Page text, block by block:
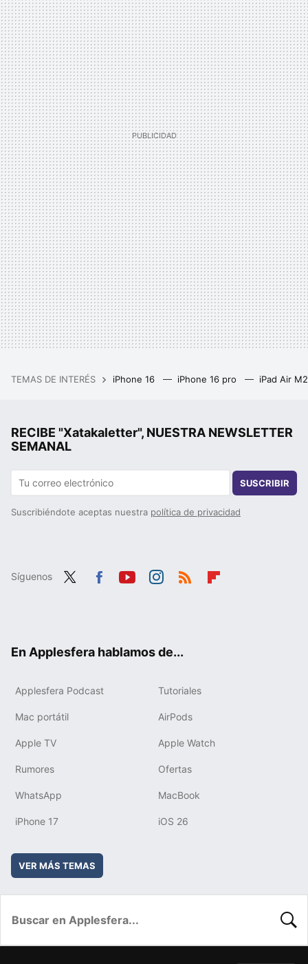
TEMAS DE INTERÉS iPhone 16 iPhone 16 pro iPad Air
RECIBE "Xatakaletter", NUESTRA NEWSLETTER
SEMANAL
SUSCRIBIR
Suscribiéndote aceptas nuestra política de privacidad
Síguenos
En Applesfera hablamos de...
Applesfera Podcast Tutoriales
Mac portátil AirPods
Apple TV Apple Watch
Rumores Ofertas
WhatsApp MacBook
iPhone 17 iOS 26
VER MÁS TEMAS